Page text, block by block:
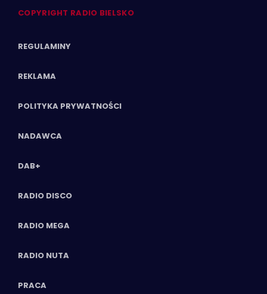
COPYRIGHT RADIO BIELSKO
REGULAMINY
REKLAMA
POLITYKA PRYWATNOŚCI
NADAWCA
DAB+
RADIO DISCO
RADIO MEGA
RADIO NUTA
PRACA